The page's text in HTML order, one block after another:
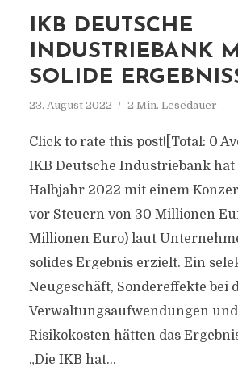
IKB DEUTSCHE
INDUSTRIEBANK
SOLIDE
23. August 2022 2 Min. Lesedauer
Click to rate this post![Total: 0
IKB Deutsche Industriebank
Halbjahr 2022 mit einem
vor Steuern von 30 Millionen
Millionen Euro) laut
solides Ergebnis erzielt. Ein
Neugeschäft, Sondereffekte bei
Verwaltungsaufwendungen
Risikokosten hätten das
„Die IKB hat...